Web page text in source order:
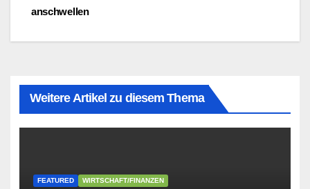
anschwellen
Weitere Artikel zu diesem Thema
FEATURED WIRTSCHAFT/FINANZEN